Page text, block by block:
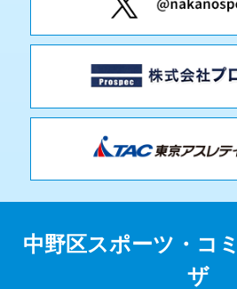
中野区スポーツ・コ
ザ